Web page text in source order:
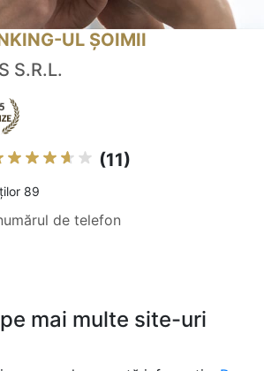
UL ȘOIMII
S.R.L.
(11)
89
de telefon
mai multe site-uri